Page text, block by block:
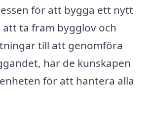
för att bygga ett nytt
att ta fram bygglov och
till att genomföra
har de kunskapen
för att hantera alla